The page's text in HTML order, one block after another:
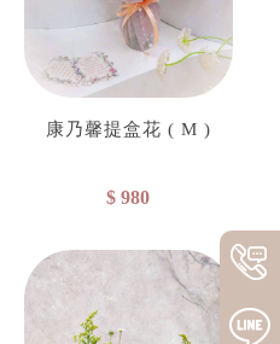
康乃馨提盒花 ( M )
$ 980